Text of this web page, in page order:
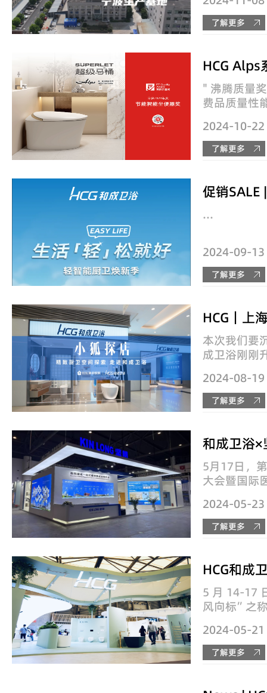
地，以瓷器
生产工艺，
心的管控标
了解更多
" 沸腾质量
费品质量性
测评标准、
备、流程管
谨、公正的
2024-10-22
了解更多
...
2024-09-13
了解更多
本次我们要
成卫浴刚刚
佳商场坐落
圈的心脏地
能详的老牌
2024-08-19
了解更多
5月17日，
大会暨国际
成都·中国
幕！HCG携
最新技术创
2024-05-23
了解更多
5 月 14-17
风向标”之
设施展览会
展 ) ，在上
大举办。 起
2024-05-21
了解更多